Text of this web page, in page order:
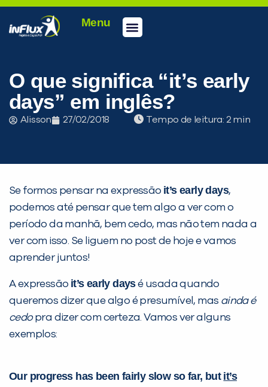
Menu
O que significa “it’s early
days” em inglês?
Alisson 27/02/2018 Tempo de leitura:
Se formos pensar na expressão it’s early days,
podemos até pensar que tem algo a ver com o
período da manhã, bem cedo, mas não tem nada a
ver com isso. Se liguem no post de hoje e vamos
aprender juntos!
A expressão it’s early daysé usada quando
queremos dizer que algo é presumível, mas ainda é
cedopra dizer com certeza. Vamos ver alguns
exemplos:
Our progress has been fairly slow so far, but it’s
PEÇA UMA DEMONSTRAÇÃO DE MÉTODO
Desculpe!
Não encontramos nenhuma unidade
inFlux nesta cidade ou bairro que